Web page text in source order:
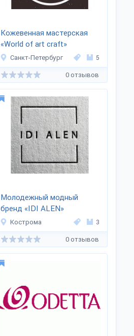
Кожевенная мастерская
«World of art craft»
Санкт-Петербург 5
0 отзывов
Молодежный модный
бренд «IDI ALEN»
Кострома 3
0 отзывов